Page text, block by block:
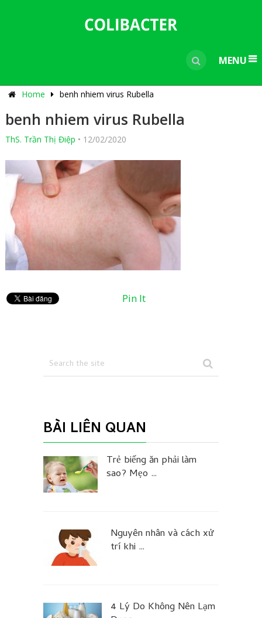
MENU
Home benh nhiem virus Rubella
benh nhiem virus Rubella
ThS. Trần Thị Điệp • 12/02/2020
Pin It
BÀI LIÊN QUAN
Trẻ biếng ăn phải làm
sao? Mẹo …
Nguyên nhân và cách xử
trí khi …
4 Lý Do Không Nên Lạm